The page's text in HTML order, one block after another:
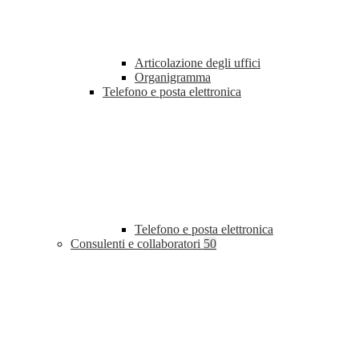
Articolazione degli uffici
Organigramma
Telefono e posta elettronica
Telefono e posta elettronica
Consulenti e collaboratori 50